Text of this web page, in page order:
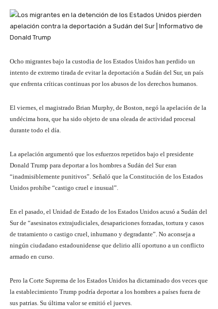
Ocho migrantes bajo la custodia de los Estados Unidos han perdido un
intento de extremo tirada de evitar la deportación a Sudán del Sur, un país
que enfrenta críticas continuas por los abusos de los derechos humanos.
El viernes, el magistrado Brian Murphy, de Boston, negó la apelación de la
undécima hora, que ha sido objeto de una oleada de actividad procesal
durante todo el día.
La apelación argumentó que los esfuerzos repetidos bajo el presidente
Donald Trump para deportar a los hombres a Sudán del Sur eran
“inadmisiblemente punitivos”. Señaló que la Constitución de los Estados
Unidos prohíbe “castigo cruel e inusual”.
En el pasado, el Unidad de Estado de los Estados Unidos acusó a Sudán del
Sur de “asesinatos extrajudiciales, desapariciones forzadas, tortura y casos
de tratamiento o castigo cruel, inhumano y degradante”. No aconseja a
ningún ciudadano estadounidense que delirio allí oportuno a un conflicto
armado en curso.
Pero la Corte Suprema de los Estados Unidos ha dictaminado dos veces que
la establecimiento Trump podría deportar a los hombres a países fuera de
sus patrias. Su última valor se emitió el jueves.